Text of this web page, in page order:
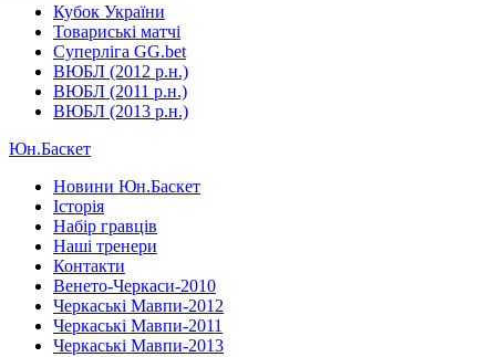
Кубок України
Товариські матчі
Суперліга GG.bet
ВЮБЛ (2012 р.н.)
ВЮБЛ (2011 р.н.)
ВЮБЛ (2013 р.н.)
Юн.Баскет
Новини Юн.Баскет
Історія
Набір гравців
Наші тренери
Контакти
Венето-Черкаси-2010
Черкаські Мавпи-2012
Черкаські Мавпи-2011
Черкаські Мавпи-2013